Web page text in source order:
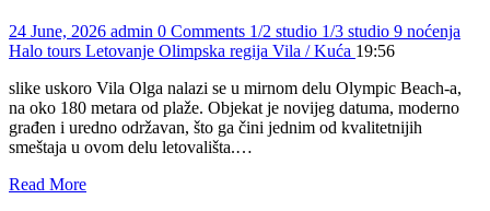
24 June, 2026 admin 0 Comments 1/2 studio 1/3 studio 9 noćenja
Halo tours Letovanje Olimpska regija Vila / Kuća 19:56
slike uskoro Vila Olga nalazi se u mirnom delu Olympic Beach-a,
na oko 180 metara od plaže. Objekat je novijeg datuma, moderno
građen i uredno održavan, što ga čini jednim od kvalitetnijih
smeštaja u ovom delu letovališta.…
Read More